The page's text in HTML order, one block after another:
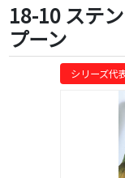
18-10 ステ
プーン
シリーズ代